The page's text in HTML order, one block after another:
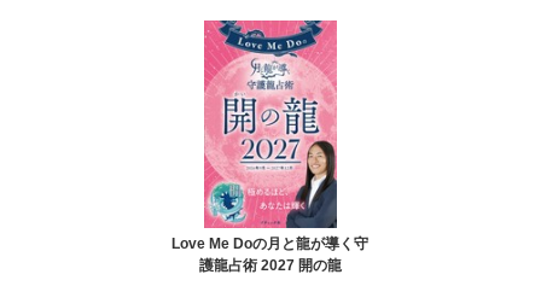
Love Me Doの月と龍が導く守
護龍占術 2027 開の龍